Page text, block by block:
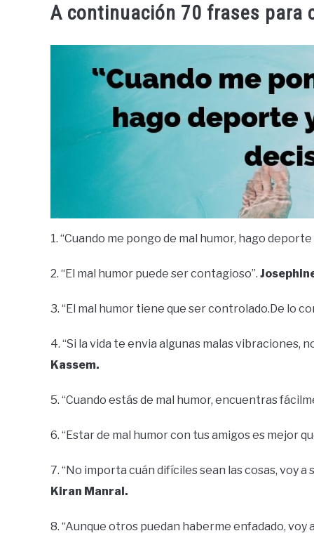
A continuación 70 frases para
1. “Cuando me pongo de mal humor, hago
2. “El mal humor puede ser contagioso”.
3. “El mal humor tiene que ser controlado.De lo
4. “Si la vida te envia algunas malas
Kassem.
5. “Cuando estás de mal humor, encuentras
6. “Estar de mal humor con tus amigos es mejor
7. “No importa cuán difíciles sean las cosas, voy
Kiran Manral.
8. “Aunque otros puedan haberme enfadado, voy